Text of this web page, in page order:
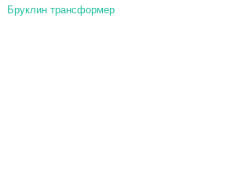
Бруклин трансформер